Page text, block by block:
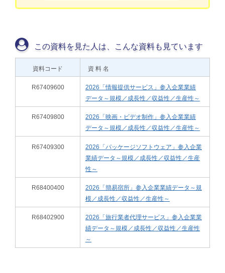
この資料を見た人は、こんな資料も見ています
資料コード 資 料 名
R67409600
2026「情報提供サービス」参入企業業績
データ～規模／成長性／収益性／生産性～
R67409800
2026「映画・ビデオ制作」参入企業業績
データ～規模／成長性／収益性／生産性～
R67409300
2026「パッケージソフトウェア」参入企業
業績データ～規模／成長性／収益性／生産
性～
R68400400
2026「簡易宿所」参入企業業績データ～規
模／成長性／収益性／生産性～
R68402900
2026「旅行業者代理サービス」参入企業業
績データ～規模／成長性／収益性／生産性
～